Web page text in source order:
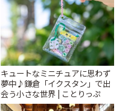
キュートなミニチュアに思わず
夢中♪鎌倉「イクスタン」で出
会う小さな世界 | ことりっぷ